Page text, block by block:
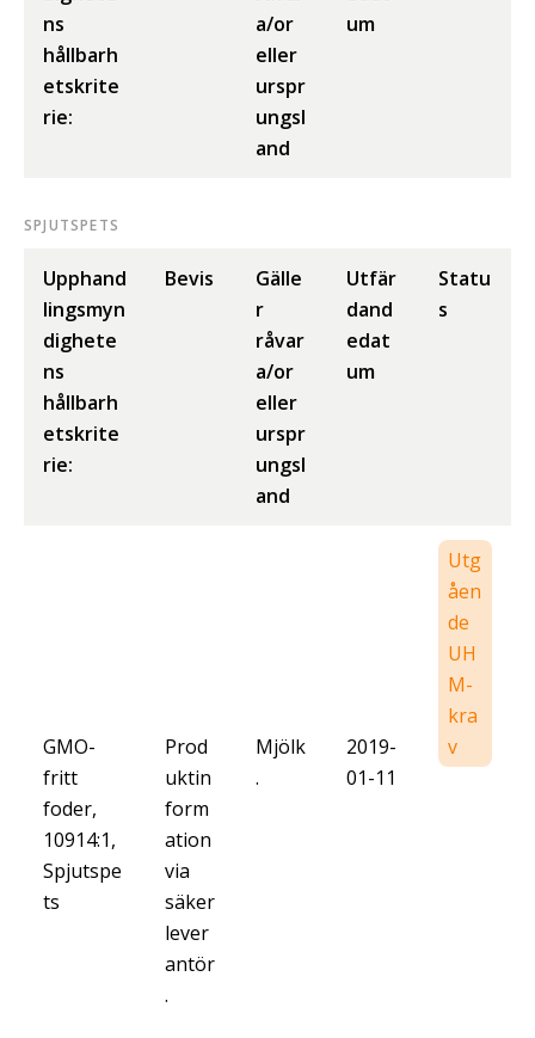
ns
hållbarh
etskrite
rie:
a/or
eller
urspr
ungsl
and
um
SPJUTSPETS
Upphand
lingsmyn
dighete
ns
hållbarh
etskrite
rie:
Bevis
Gälle
r
råvar
a/or
eller
urspr
ungsl
and
Utfär
dand
edat
um
Statu
s
GMO-
fritt
foder,
10914:1,
Spjutspe
ts
Prod
uktin
form
ation
via
säker
lever
antör
.
Mjölk
.
2019-
01-11
Utg
åen
de
UH
M-
kra
v